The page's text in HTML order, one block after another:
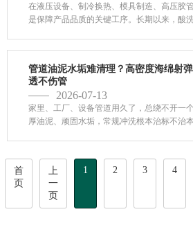
在液压设备、制冷换热、模具制造、高压胶
是保障产品品质的关键工序。长期以来，酸
射...
管道油泥水垢难清理？高密度海绵射
透不伤管
2026-07-13
家里、工厂、设备管道用久了，总绕不开一
厚油泥、顽固水垢，常规冲洗根本治标不治
大家推荐一款管道清洁神器 —— 高密度海绵
首
页
上
一
页
1 2 3 4